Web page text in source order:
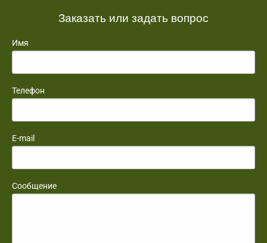
Заказать или задать вопрос
Имя
Телефон
E-mail
Сообщение